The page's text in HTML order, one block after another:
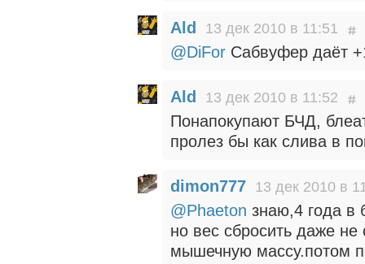
Ald 13 дек 2010 в 11:51
@DiFor Сабвуфер даёт
Ald 13 дек 2010 в 11:52
Понапокупают БЧД,
пролез бы как слива в
dimon777 13 дек 2010 в
@Phaeton знаю,4 года в
но вес сбросить даже
мышечную массу.потом